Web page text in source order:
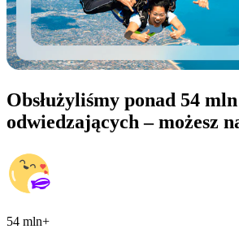
Obsłużyliśmy ponad 54 mln
odwiedzających – możesz
54 mln+